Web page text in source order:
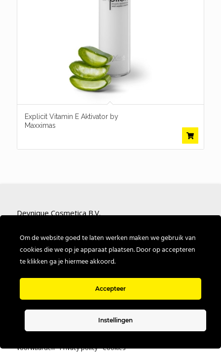
Explicit Vitamin E Aktivator by
Maxximas
Deynique Cosmetica B.V.
4825 BP Breda
T: +31 (0) 162 574757
E:info@deynique.nl
voorwaarden-Privacy policy-Cookies
Om de website goed te laten werken maken we gebruik van
cookies die we op je apparaat plaatsen. Door op accepteren
te klikken ga je hiermee akkoord.
Accepteer
Instellingen